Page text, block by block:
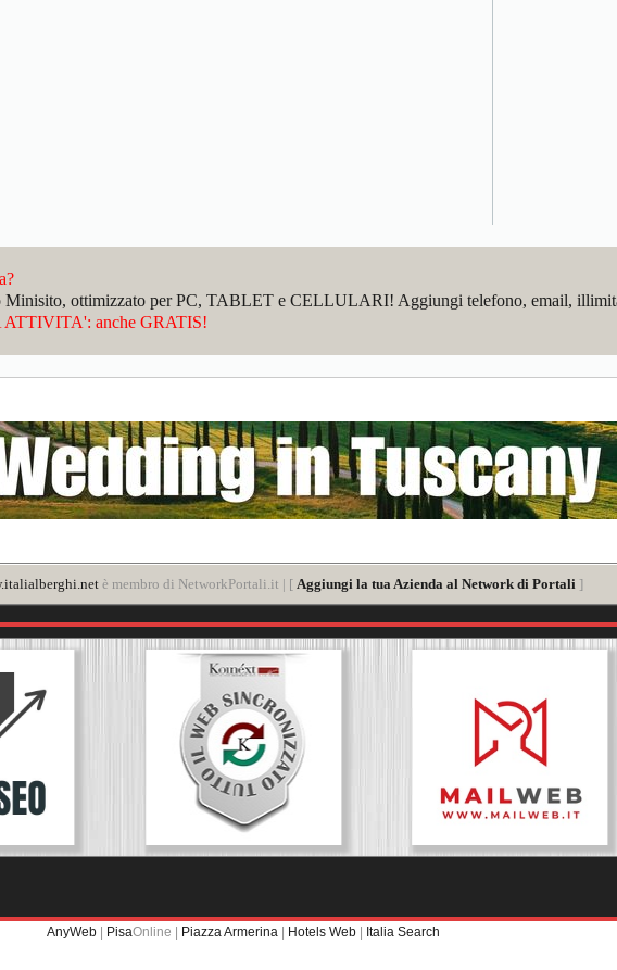
Minisito, ottimizzato per PC, TABLET e CELLULARI! Aggiungi telefono, email,
anche GRATIS!
è membro di NetworkPortali.it | [ Aggiungi la tua Azienda al Network di Portali ]
AnyWeb | PisaOnline | Piazza Armerina | Hotels Web | Italia Search